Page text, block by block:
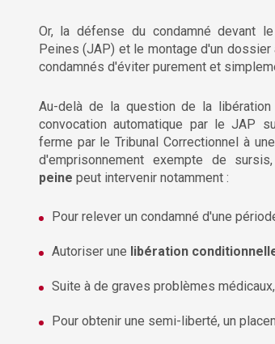
Or, la défense du condamné devant
Peines (JAP) et le montage d'un
condamnés d'éviter purement et
Au-delà de la question de la
convocation automatique par le JAP
ferme par le Tribunal Correctionnel à
d'emprisonnement exempte de
peine peut intervenir notamment :
Pour relever un condamné d'une
Autoriser une libération
Suite à de graves problèmes
Pour obtenir une semi-liberté, un